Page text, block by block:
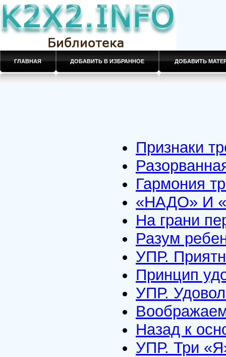
ГЛАВНАЯ ДОБАВИТЬ В ИЗБРАННОЕ ДОБАВИТЬ
Признаки
Гармония
«НАДО» И
На грани
Разум
УПР.
Принцип
УПР.
Назад к
УПР. Три